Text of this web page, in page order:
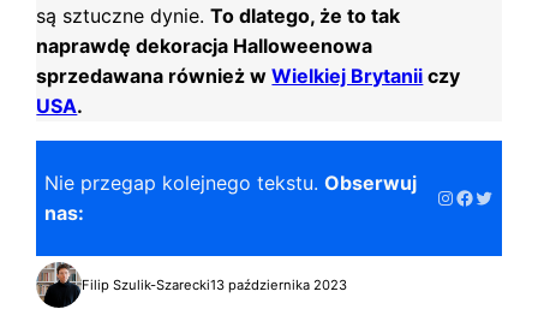
są sztuczne dynie.To dlatego, że to tak
naprawdę dekoracja Halloweenowa
sprzedawana również wWielkiej Brytanii czy
USA.
Nie przegap kolejnego tekstu.Obserwuj
nas:
Instagram
Twitter
Filip Szulik-Szarecki13 października 2023